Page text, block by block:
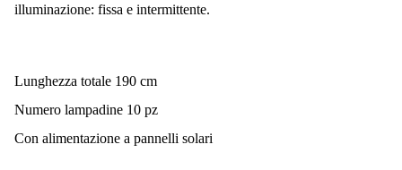
illuminazione: fissa e intermittente.
Lunghezza totale 190 cm
Numero lampadine 10 pz
Con alimentazione a pannelli solari